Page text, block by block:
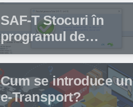
depună această
declarație?
SAF-T Stocuri în
programul de
facturare și gestiune
stocuri Facturis
Cum se introduce un
e-Transport?